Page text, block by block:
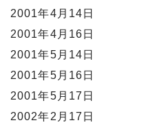
2001年4月14日
2001年4月16日
2001年5月14日
2001年5月16日
2001年5月17日
2002年2月17日